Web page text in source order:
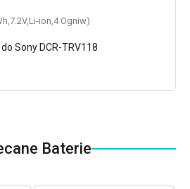
ion,4 Ogniw)
Sony DCR-TRV118
Baterie